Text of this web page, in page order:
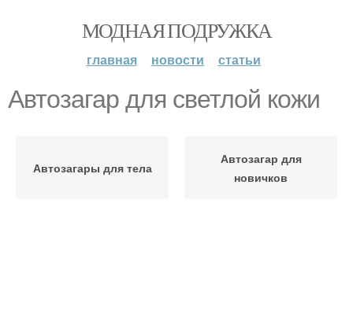
МОДНАЯ ПОДРУЖКА
главная новости статьи
Автозагар для светлой кожи
Автозагары для тела
Автозагар для
новичков